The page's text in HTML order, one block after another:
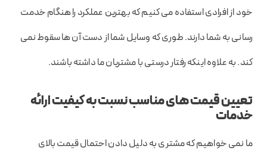
خود از افرادی استفاده می کنیم که بهترین عملکرد را هنگام خدمت
رسانی به شما دارند. طوری که وسایل شما از دست آن ها سقوط نمی
کند. به علاوه اینکه رفتار درستی با مشتریان ما داشته باشند.
تعیین قیمت های مناسب نسبت به کیفیت ارائه
خدمات
ما نمی خواهیم که مشتری به دلیل دادن احتمال قیمت بالای